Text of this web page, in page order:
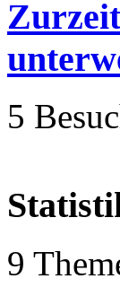
5
9